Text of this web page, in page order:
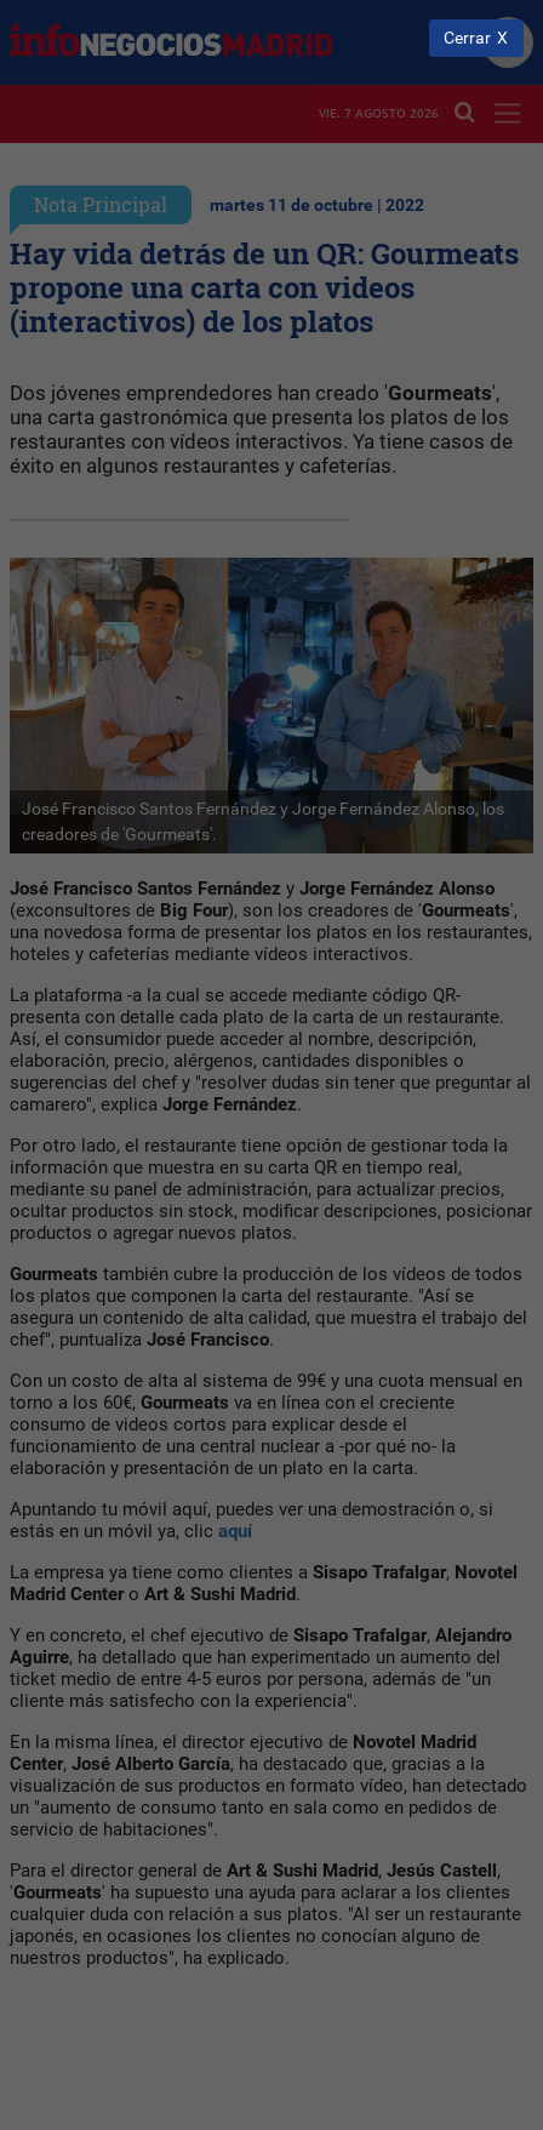
VIE. 7 AGOSTO 2026
Nota Principal martes 11 de octubre | 2022
Hay vida detrás de un QR: Gourmeats
propone una carta con videos
(interactivos) de los platos
Dos jóvenes emprendedores han creado 'Gourmeats',
una carta gastronómica que presenta los platos de los
restaurantes con vídeos interactivos. Ya tiene casos de
éxito en algunos restaurantes y cafeterías.
José Francisco Santos Fernández y Jorge Fernández Alonso, los
creadores de 'Gourmeats'.
José Francisco Santos Fernández y Jorge Fernández Alonso
(exconsultores de Big Four), son los creadores de 'Gourmeats',
una novedosa forma de presentar los platos en los restaurantes,
hoteles y cafeterías mediante vídeos interactivos.
La plataforma -a la cual se accede mediante código QR-
presenta con detalle cada plato de la carta de un restaurante.
Así, el consumidor puede acceder al nombre, descripción,
elaboración, precio, alérgenos, cantidades disponibles o
sugerencias del chef y "resolver dudas sin tener que preguntar al
camarero", explica Jorge Fernández.
Por otro lado, el restaurante tiene opción de gestionar toda la
información que muestra en su carta QR en tiempo real,
mediante su panel de administración, para actualizar precios,
ocultar productos sin stock, modificar descripciones, posicionar
productos o agregar nuevos platos.
Gourmeats también cubre la producción de los vídeos de todos
los platos que componen la carta del restaurante. "Así se
asegura un contenido de alta calidad, que muestra el trabajo del
chef", puntualiza José Francisco.
Con un costo de alta al sistema de 99€ y una cuota mensual en
torno a los 60€, Gourmeats va en línea con el creciente
consumo de videos cortos para explicar desde el
funcionamiento de una central nuclear a -por qué no- la
elaboración y presentación de un plato en la carta.
Apuntando tu móvil aquí, puedes ver una demostración o, si
estás en un móvil ya, clic aquí
La empresa ya tiene como clientes a Sisapo Trafalgar, Novotel
Madrid Centero Art & Sushi Madrid.
Y en concreto, el chef ejecutivo de Sisapo Trafalgar, Alejandro
Aguirre, ha detallado que han experimentado un aumento del
ticket medio de entre 4-5 euros por persona, además de "un
cliente más satisfecho con la experiencia".
En la misma línea, el director ejecutivo de Novotel Madrid
Center, José Alberto García, ha destacado que, gracias a la
visualización de sus productos en formato vídeo, han detectado
un "aumento de consumo tanto en sala como en pedidos de
servicio de habitaciones".
Para el director general de Art & Sushi Madrid, Jesús Castell,
'Gourmeats' ha supuesto una ayuda para aclarar a los clientes
cualquier duda con relación a sus platos. "Al ser un restaurante
japonés, en ocasiones los clientes no conocían alguno de
nuestros productos", ha explicado.
Cerrar